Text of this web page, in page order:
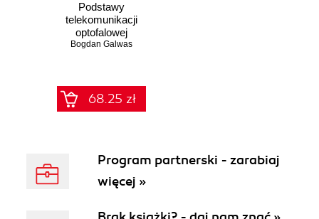
Podstawy
telekomunikacji
optofalowej
Bogdan Galwas
68.25 zł
Program partnerski - zarabiaj
więcej »